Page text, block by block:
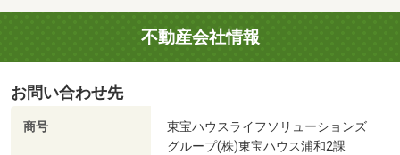
「以前住宅ローンを断られた」などお悩みの方もお気軽に
提携金融機関の中から、お客様に合わせて提案させて頂き
ます。
ご希望をお伝え頂ければ未公開情報や新規公開予定物件の
資料も併せてご用意いたします。
不動産会社情報
お問い合わせ先
商号
東宝ハウスライフソリューションズ
グループ(株)東宝ハウス浦和2課